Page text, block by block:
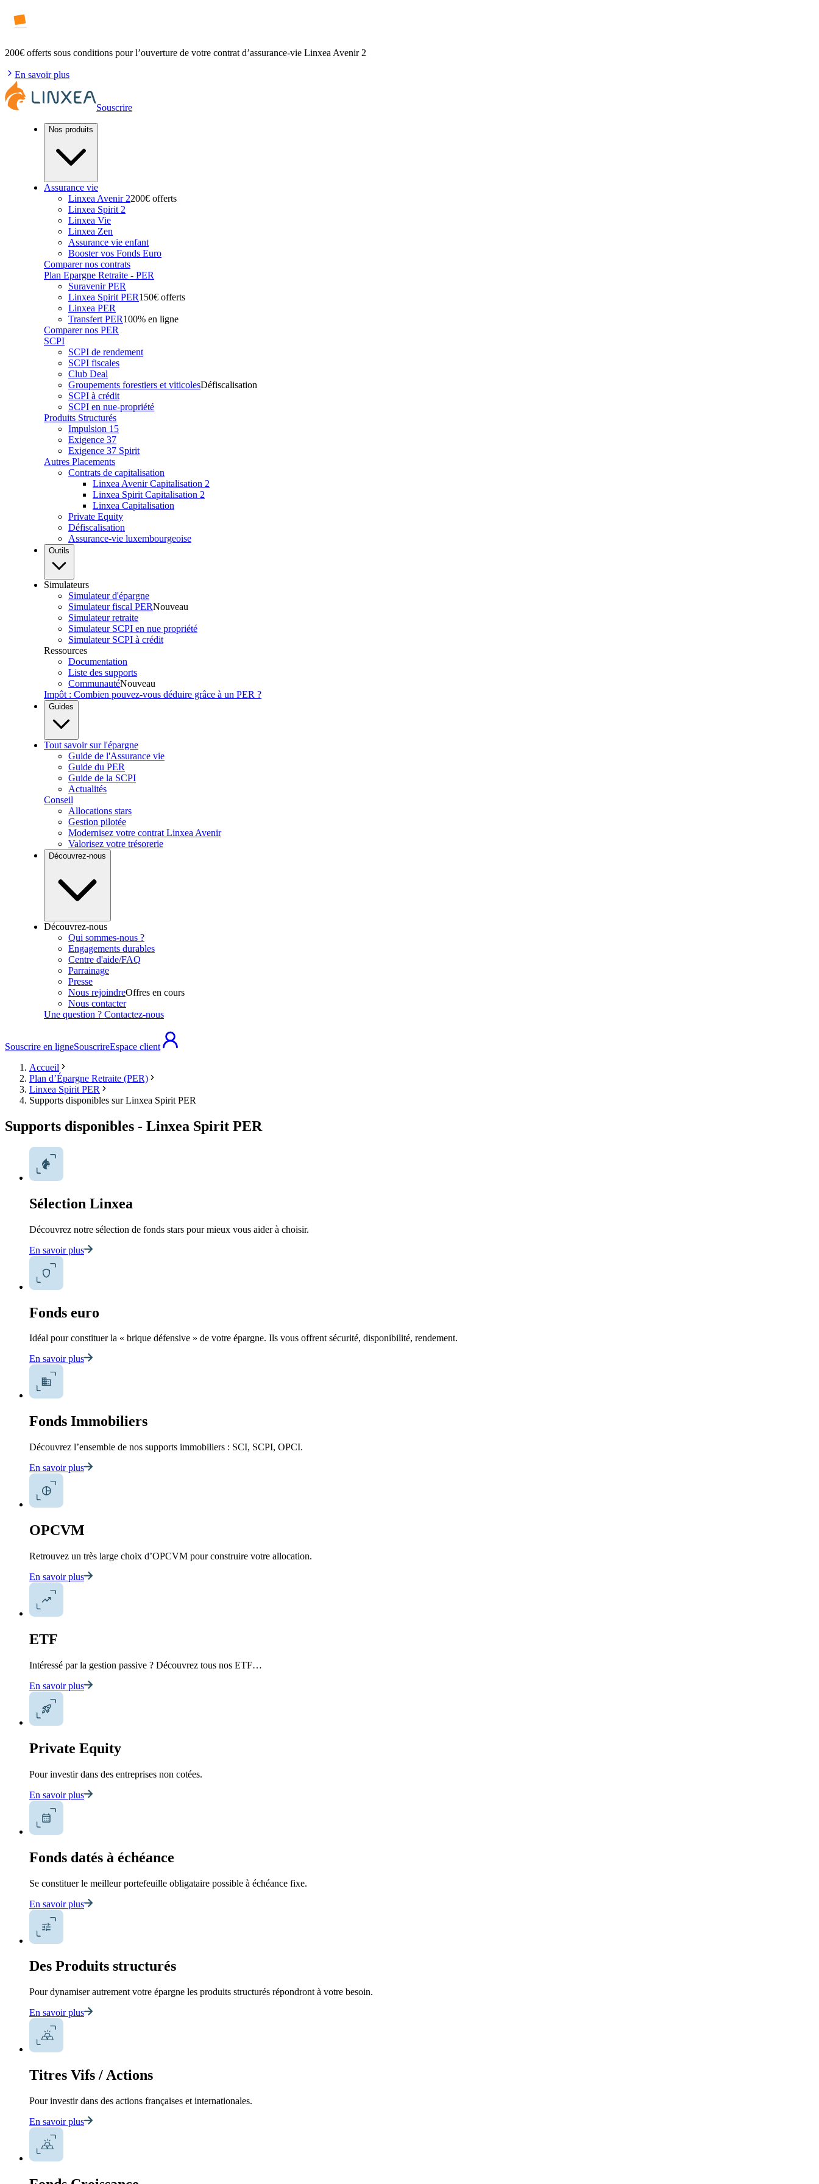
200€ offerts sous conditions pour l’ouverture de votre contrat d’assurance-vie Linxea Avenir 2
En savoir plus
Souscrire
Nos produits
Assurance vie
Linxea Avenir 2200€ offerts
Linxea Spirit 2
Linxea Vie
Linxea Zen
Assurance vie enfant
Booster vos Fonds Euro
Comparer nos contrats
Plan Epargne Retraite - PER
Suravenir PER
Linxea Spirit PER150€ offerts
Linxea PER
Transfert PER100% en ligne
Comparer nos PER
SCPI
SCPI de rendement
SCPI fiscales
Club Deal
Groupements forestiers et viticolesDéfiscalisation
SCPI à crédit
SCPI en nue-propriété
Produits Structurés
Impulsion 15
Exigence 37
Exigence 37 Spirit
Autres Placements
Contrats de capitalisation
Linxea Avenir Capitalisation 2
Linxea Spirit Capitalisation 2
Linxea Capitalisation
Private Equity
Défiscalisation
Assurance-vie luxembourgeoise
Outils
Simulateurs
Simulateur d'épargne
Simulateur fiscal PERNouveau
Simulateur retraite
Simulateur SCPI en nue propriété
Simulateur SCPI à crédit
Ressources
Documentation
Liste des supports
CommunautéNouveau
Impôt : Combien pouvez-vous déduire grâce à un PER ?
Guides
Tout savoir sur l'épargne
Guide de l'Assurance vie
Guide du PER
Guide de la SCPI
Actualités
Conseil
Allocations stars
Gestion pilotée
Modernisez votre contrat Linxea Avenir
Valorisez votre trésorerie
Découvrez-nous
Découvrez-nous
Qui sommes-nous ?
Engagements durables
Centre d'aide/FAQ
Parrainage
Presse
Nous rejoindreOffres en cours
Nous contacter
Une question ? Contactez-nous
Souscrire en ligneSouscrireEspace client
Accueil
Plan d’Épargne Retraite (PER)
Linxea Spirit PER
Supports disponibles sur Linxea Spirit PER
Supports disponibles - Linxea Spirit PER
Sélection Linxea
Découvrez notre sélection de fonds stars pour mieux vous aider à choisir.
En savoir plus
Fonds euro
Idéal pour constituer la « brique défensive » de votre épargne. Ils vous offrent sécurité, disponibilité, rendement.
En savoir plus
Fonds Immobiliers
Découvrez l’ensemble de nos supports immobiliers : SCI, SCPI, OPCI.
En savoir plus
OPCVM
Retrouvez un très large choix d’OPCVM pour construire votre allocation.
En savoir plus
ETF
Intéressé par la gestion passive ? Découvrez tous nos ETF…
En savoir plus
Private Equity
Pour investir dans des entreprises non cotées.
En savoir plus
Fonds datés à échéance
Se constituer le meilleur portefeuille obligataire possible à échéance fixe.
En savoir plus
Des Produits structurés
Pour dynamiser autrement votre épargne les produits structurés répondront à votre besoin.
En savoir plus
Titres Vifs / Actions
Pour investir dans des actions françaises et internationales.
En savoir plus